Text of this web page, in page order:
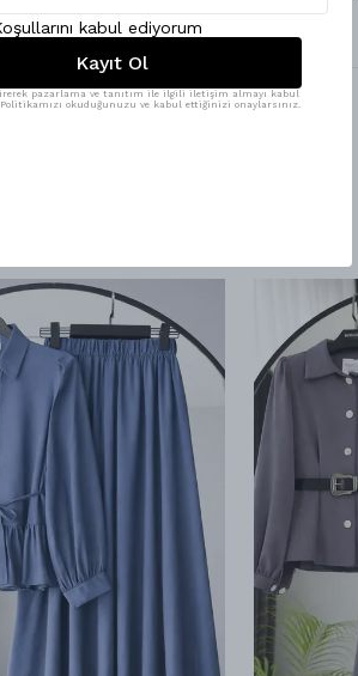
kabul ediyorum
Kayıt Ol
pazarlama ve tanıtım ile ilgili iletişim almayı kabul
okuduğunuzu ve kabul ettiğinizi onaylarsınız.